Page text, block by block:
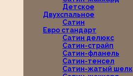
Детское
Двухспальное
Сатин
Евро стандарт
Сатин делюкс
Сатин-страйп
Сатин-фланель
Сатин-тенсел
Сатин-жатый шелк